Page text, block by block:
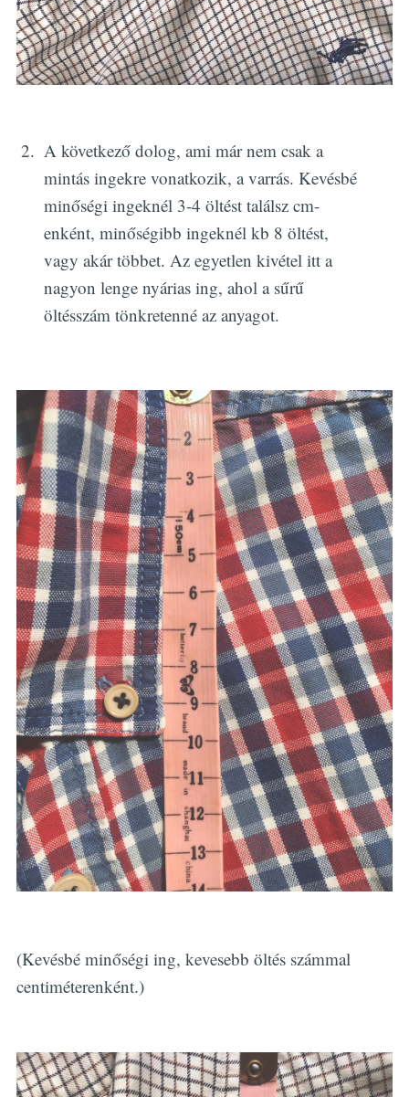
A következő dolog, ami már nem csak a
mintás ingekre vonatkozik, a varrás. Kevésbé
minőségi ingeknél 3-4 öltést találsz cm-
enként, minőségibb ingeknél kb 8 öltést,
vagy akár többet. Az egyetlen kivétel itt a
nagyon lenge nyárias ing, ahol a sűrű
öltésszám tönkretenné az anyagot.
(Kevésbé minőségi ing, kevesebb öltés számmal
centiméterenként.)